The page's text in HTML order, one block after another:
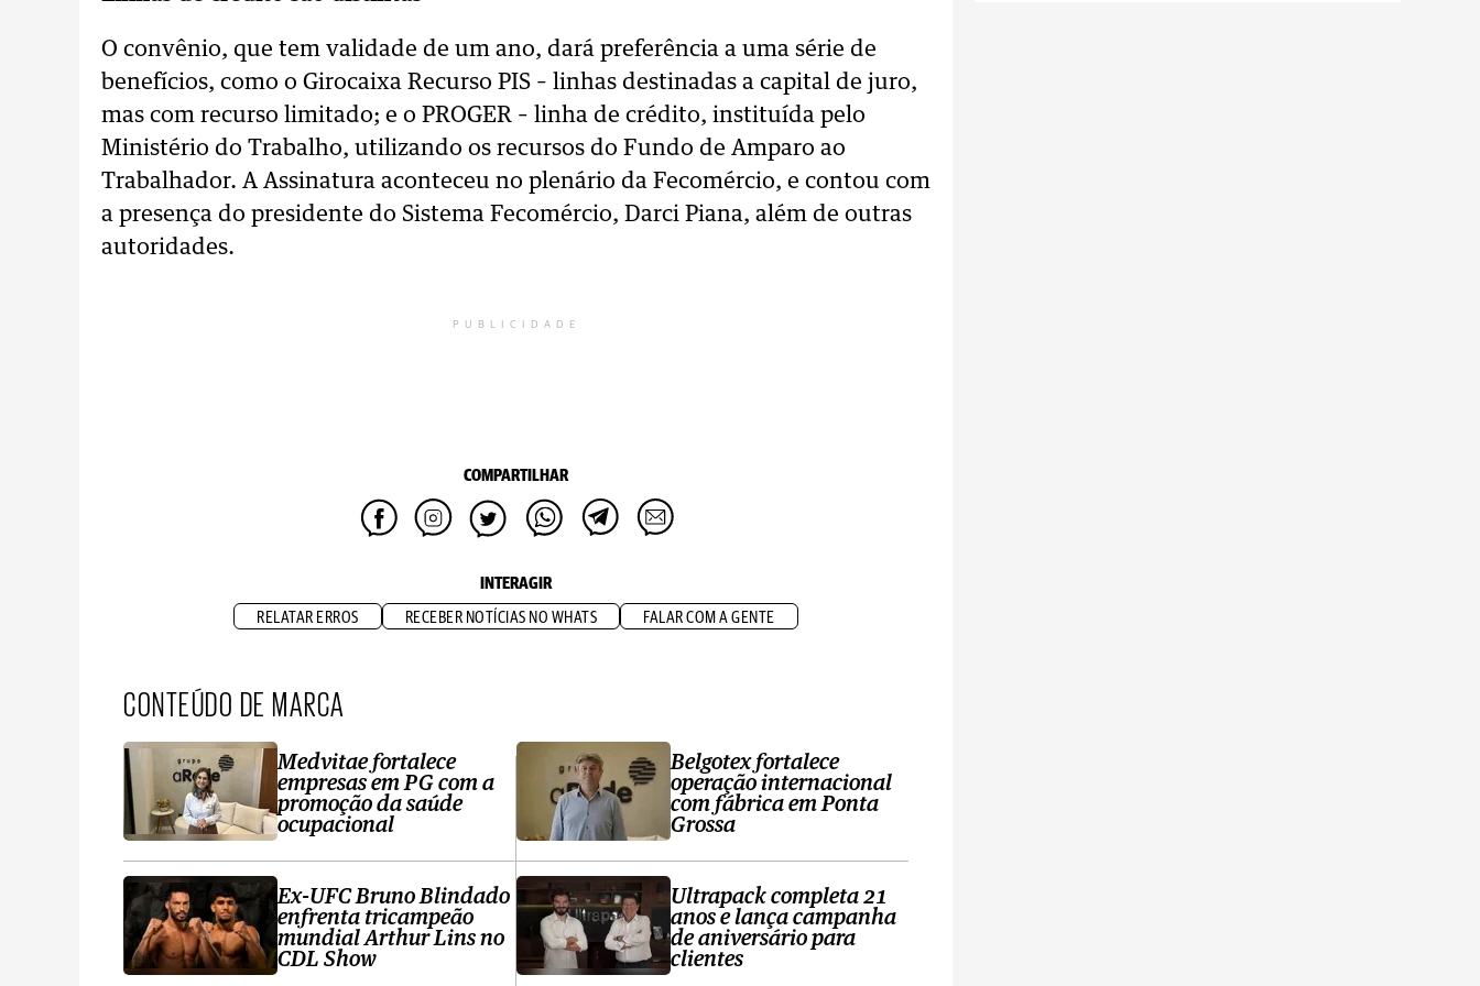
O convênio, que tem validade de um ano, dará preferência a uma série de
benefícios, como o Girocaixa Recurso PIS – linhas destinadas a capital de juro,
mas com recurso limitado; e o PROGER – linha de crédito, instituída pelo
Ministério do Trabalho, utilizando os recursos do Fundo de Amparo ao
Trabalhador. A Assinatura aconteceu no plenário da Fecomércio, e contou com
a presença do presidente do Sistema Fecomércio, Darci Piana, além de outras
autoridades.
PUBLICIDADE
COMPARTILHAR
INTERAGIR
RELATAR ERROS RECEBER NOTÍCIAS NO WHATS FALAR COM A GENTE
CONTEÚDO DE MARCA
Medvitae fortalece
empresas em PG com a
promoção da saúde
ocupacional
Ex-UFC Bruno Blindado
enfrenta tricampeão
mundial Arthur Lins no
CDL Show
Belgotex fortalece
operação internacional
com fábrica em Ponta
Grossa
Ultrapack completa 21
anos e lança campanha
de aniversário para
clientes